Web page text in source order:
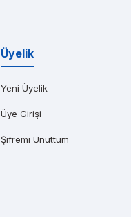
Üyelik
Yeni Üyelik
Üye Girişi
Şifremi Unuttum